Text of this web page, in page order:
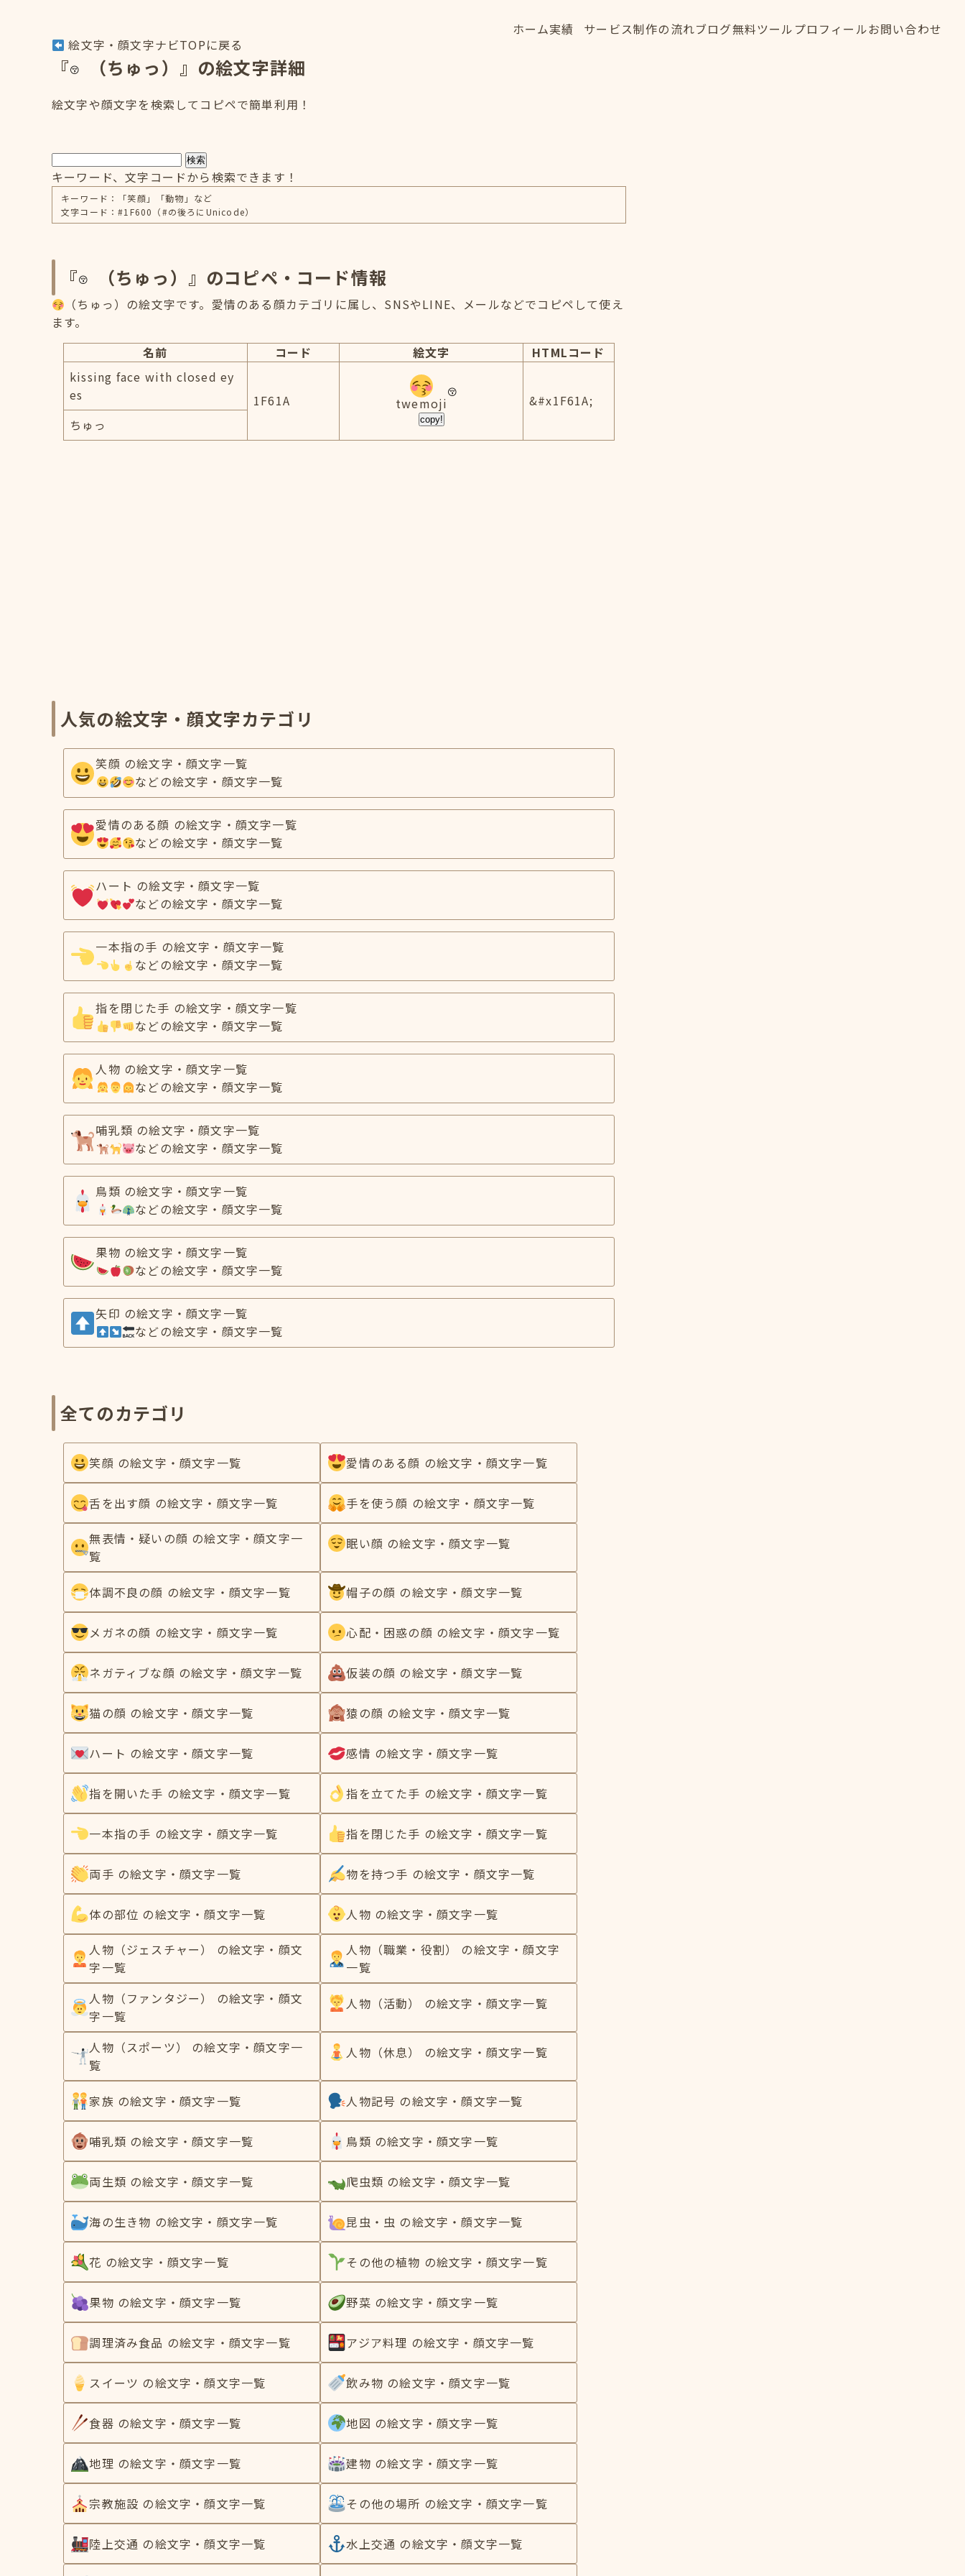
ホーム実績
サービス制作の流れブログ無料ツール プロフィールお問い合わせ
絵文字・顔文字ナビTOPに戻る
『 （ちゅっ）』の絵文字詳細
絵文字や顔文字を検索してコピペで簡単利用！
検索
キーワード、文字コードから検索できます！
キーワード：「笑顔」「動物」など
文字コード：#1F600（#の後ろにUnicode）
『 （ちゅっ）』のコピペ・コード情報
（ちゅっ）の絵文字です。愛情のある顔カテゴリに属し、SNSやLINE、メールなどでコピペして使え
ます。
名前
コード 絵文字
HTMLコード
kissing face with closed ey
es
1F61A twemoji
copy!
&#x1F61A;
ちゅっ
人気の絵文字・顔文字カテゴリ
笑顔 の絵文字・顔文字一覧
などの絵文字・顔文字一覧
愛情のある顔 の絵文字・顔文字一覧
などの絵文字・顔文字一覧
ハート の絵文字・顔文字一覧
などの絵文字・顔文字一覧
一本指の手 の絵文字・顔文字一覧
などの絵文字・顔文字一覧
指を閉じた手 の絵文字・顔文字一覧
などの絵文字・顔文字一覧
人物 の絵文字・顔文字一覧
などの絵文字・顔文字一覧
哺乳類 の絵文字・顔文字一覧
などの絵文字・顔文字一覧
鳥類 の絵文字・顔文字一覧
などの絵文字・顔文字一覧
果物 の絵文字・顔文字一覧
などの絵文字・顔文字一覧
矢印 の絵文字・顔文字一覧
などの絵文字・顔文字一覧
全てのカテゴリ
笑顔 の絵文字・顔文字一覧 愛情のある顔 の絵文字・顔文字一覧
舌を出す顔 の絵文字・顔文字一覧 手を使う顔 の絵文字・顔文字一覧
無表情・疑いの顔 の絵文字・顔文字一
覧
眠い顔 の絵文字・顔文字一覧
体調不良の顔 の絵文字・顔文字一覧 帽子の顔 の絵文字・顔文字一覧
メガネの顔 の絵文字・顔文字一覧 心配・困惑の顔 の絵文字・顔文字一覧
ネガティブな顔 の絵文字・顔文字一覧 仮装の顔 の絵文字・顔文字一覧
猫の顔 の絵文字・顔文字一覧 猿の顔 の絵文字・顔文字一覧
ハート の絵文字・顔文字一覧 感情 の絵文字・顔文字一覧
指を開いた手 の絵文字・顔文字一覧 指を立てた手 の絵文字・顔文字一覧
一本指の手 の絵文字・顔文字一覧 指を閉じた手 の絵文字・顔文字一覧
両手 の絵文字・顔文字一覧 物を持つ手 の絵文字・顔文字一覧
体の部位 の絵文字・顔文字一覧 人物 の絵文字・顔文字一覧
人物（ジェスチャー） の絵文字・顔文
字一覧
人物（職業・役割） の絵文字・顔文字
一覧
人物（ファンタジー） の絵文字・顔文
字一覧
人物（活動） の絵文字・顔文字一覧
人物（スポーツ） の絵文字・顔文字一
覧
人物（休息） の絵文字・顔文字一覧
家族 の絵文字・顔文字一覧 人物記号 の絵文字・顔文字一覧
哺乳類 の絵文字・顔文字一覧 鳥類 の絵文字・顔文字一覧
両生類 の絵文字・顔文字一覧 爬虫類 の絵文字・顔文字一覧
海の生き物 の絵文字・顔文字一覧 昆虫・虫 の絵文字・顔文字一覧
花 の絵文字・顔文字一覧 その他の植物 の絵文字・顔文字一覧
果物 の絵文字・顔文字一覧 野菜 の絵文字・顔文字一覧
調理済み食品 の絵文字・顔文字一覧 アジア料理 の絵文字・顔文字一覧
スイーツ の絵文字・顔文字一覧 飲み物 の絵文字・顔文字一覧
食器 の絵文字・顔文字一覧 地図 の絵文字・顔文字一覧
地理 の絵文字・顔文字一覧 建物 の絵文字・顔文字一覧
宗教施設 の絵文字・顔文字一覧 その他の場所 の絵文字・顔文字一覧
陸上交通 の絵文字・顔文字一覧 水上交通 の絵文字・顔文字一覧